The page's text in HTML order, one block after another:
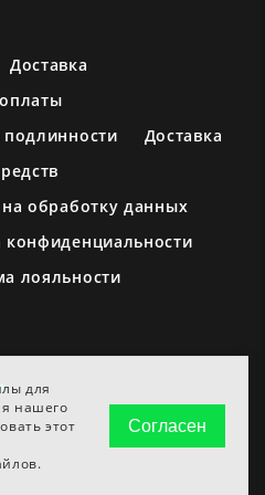
для
нашего
этот
Согласен
Доставка
подлинности
Доставка
на обработку данных
конфиденциальности
лояльности